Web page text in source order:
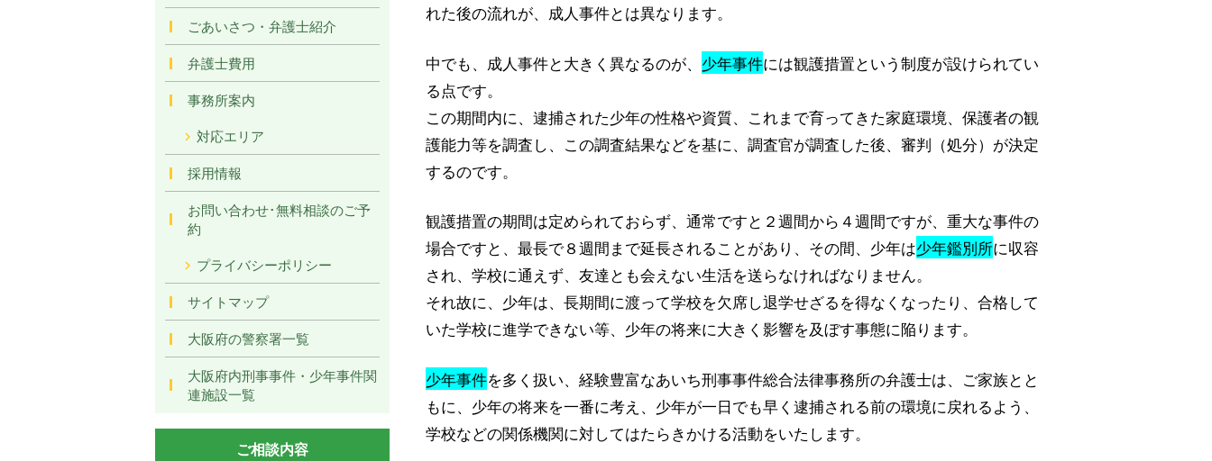
れた後の流れが、成人事件とは異なります。
中でも、成人事件と大きく異なるのが、 少年事件には観護措置という制度が設けられてい
る点です。
この期間内に、逮捕された少年の性格や資質、これまで育ってきた家庭環境、保護者の観
護能力等を調査し、この調査結果などを基に、調査官が調査した後、審判（処分）が決定
するのです。
観護措置の期間は定められておらず、通常ですと２週間から４週間ですが、重大な事件の
場合ですと、最長で８週間まで延長されることがあり、その間、少年は少年鑑別所に収容
され、学校に通えず、友達とも会えない生活を送らなければなりません。
それ故に、少年は、長期間に渡って学校を欠席し退学せざるを得なくなったり、合格して
いた学校に進学できない等、少年の将来に大きく影響を及ぼす事態に陥ります。
少年事件を多く扱い、経験豊富なあいち刑事事件総合法律事務所の弁護士は、ご家族とと
もに、少年の将来を一番に考え、少年が一日でも早く逮捕される前の環境に戻れるよう、
学校などの関係機関に対してはたらきかける活動をいたします。
ごあいさつ・弁護士紹介
弁護士費用
事務所案内
対応エリア
採用情報
お問い合わせ･無料相談のご予
約
プライバシーポリシー
サイトマップ
大阪府の警察署一覧
大阪府内刑事事件・少年事件関
連施設一覧
ご相談内容